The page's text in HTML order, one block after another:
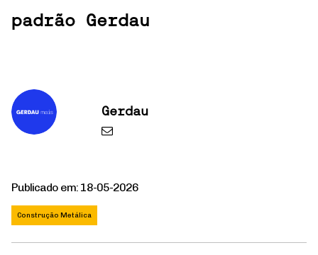
padrão Gerdau
Gerdau
Publicado em: 18-05-2026
Construção Metálica